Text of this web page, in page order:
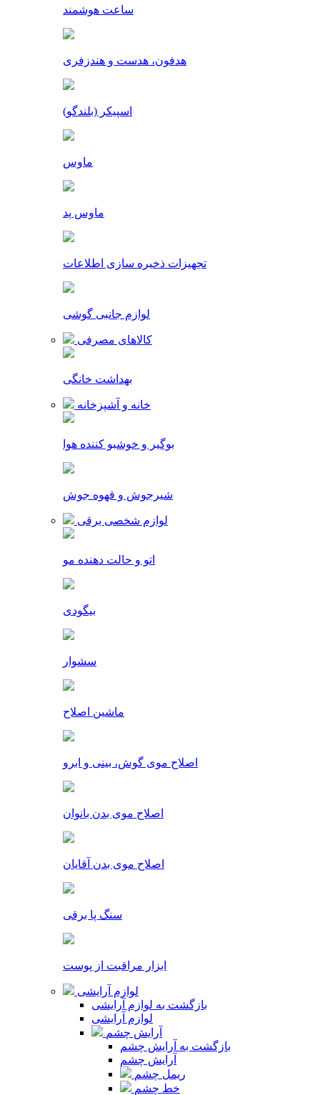
ساعت هوشمند
هدفون، هدست و هندزفری
اسپیکر (بلندگو)
ماوس
ماوس پد
تجهیزات ذخیره سازی اطلاعات
لوازم جانبی گوشی
کالاهای مصرفی
بهداشت خانگی
خانه و آشپزخانه
بوگیر و خوشبو کننده هوا
شیرجوش و قهوه جوش
لوازم شخصی برقی
اتو و حالت دهنده مو
بیگودی
سشوار
ماشین اصلاح
اصلاح موی گوش، بینی و ابرو
اصلاح موی بدن بانوان
اصلاح موی بدن آقایان
سنگ پا برقی
ابزار مراقبت از پوست
لوازم آرایشی
بازگشت به لوازم آرایشی
لوازم آرایشی
آرایش چشم
بازگشت به آرایش چشم
آرایش چشم
ریمل چشم
خط چشم